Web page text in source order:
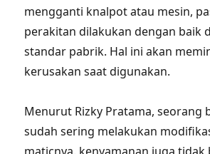
mengganti knalpot atau mesin,
perakitan dilakukan dengan baik
standar pabrik. Hal ini akan
kerusakan saat digunakan.
Menurut Rizky Pratama, seorang
sudah sering melakukan